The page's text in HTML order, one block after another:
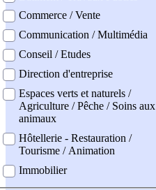
Commerce / Vente
Communication / Multimédia
Conseil / Etudes
Direction d'entreprise
Espaces verts et naturels /
Agriculture / Pêche / Soins aux
animaux
Hôtellerie - Restauration /
Tourisme / Animation
Immobilier